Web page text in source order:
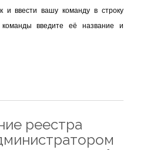
и ввести вашу команду в строку
введите её название и
реестра